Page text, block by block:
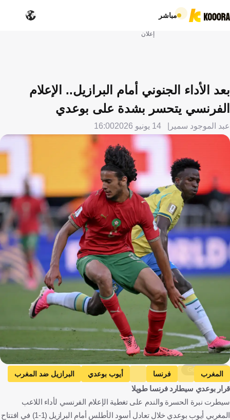
مباشر
إعلان
بعد الأداء الجنوني أمام البرازيل.. الإعلام
الفرنسي يتحسر بشدة على بوعدي
عبد الموجود سمير 14 يونيو 2026 16:00
Getty Images
المغرب فرنسا أيوب بوعدي
البرازيل ضد المغرب
البرازيل
كأس العالم
الولايات المتحدة
كرة قدم
قرار بوعدي سيطارد فرنسا طويلا
سيطرت نبرة الحسرة والندم على تغطية الإعلام الفرنسي لأداء اللاعب
المغربي أيوب بوعدي خلال تعادل أسود الأطلس أمام البرازيل (1-1) في افتتاح